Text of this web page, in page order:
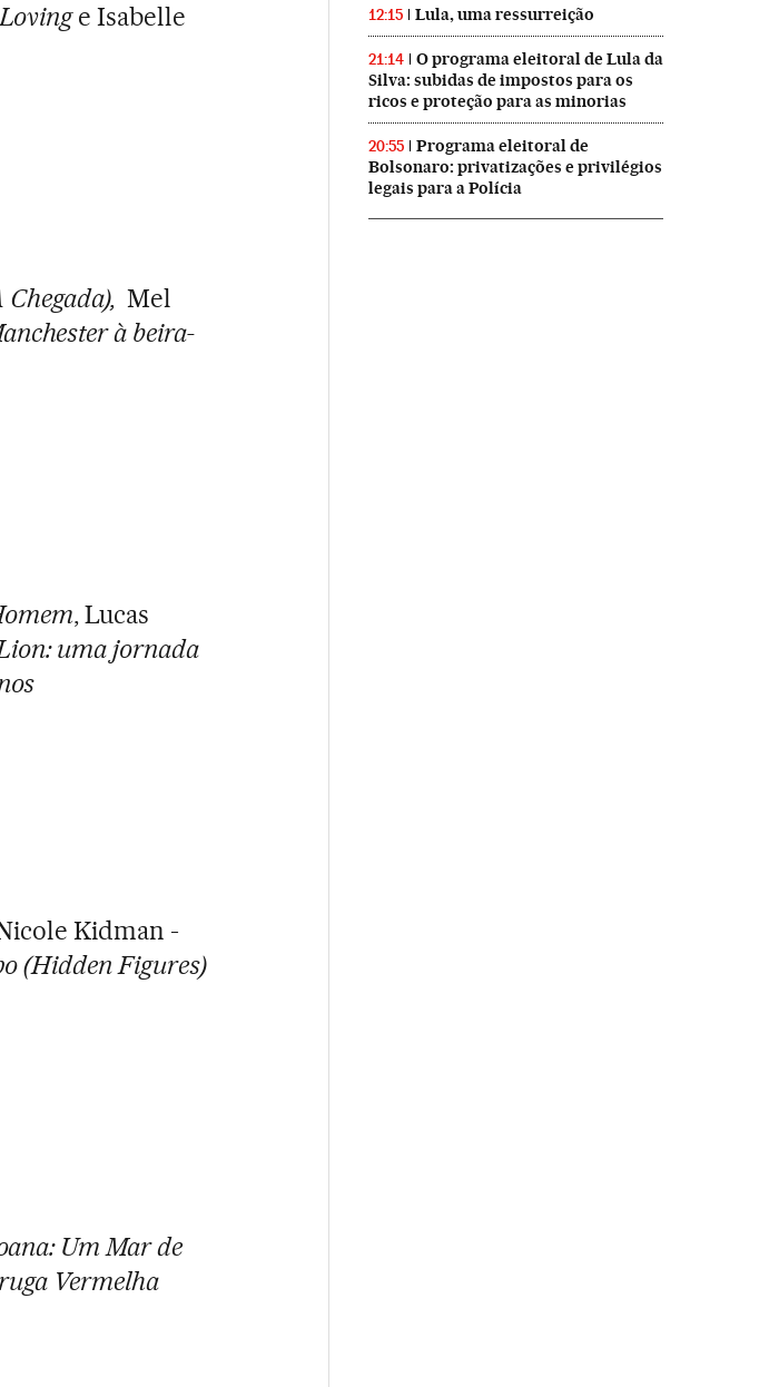
e Isabelle
Chegada),Mel
à beira-
, Lucas
uma jornada
Kidman -
(Hidden Figures)
Um Mar de
Vermelha
12:15 Lula, uma ressurreição
21:14
O programa eleitoral de Lula da
Silva: subidas de impostos para os
ricos e proteção para as minorias
20:55
Programa eleitoral de
Bolsonaro: privatizações e privilégios
legais para a Polícia